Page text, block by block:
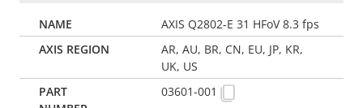
AXIS Q2802-E 31 HFoV 8.3 fps
AR, AU, BR, CN, EU, JP, KR,
UK, US
03601-001